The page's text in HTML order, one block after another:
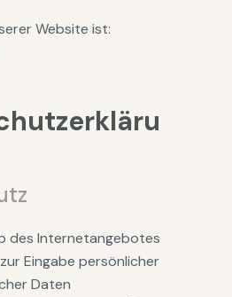
Website ist:
des Internetangebotes
Eingabe persönlicher
Daten